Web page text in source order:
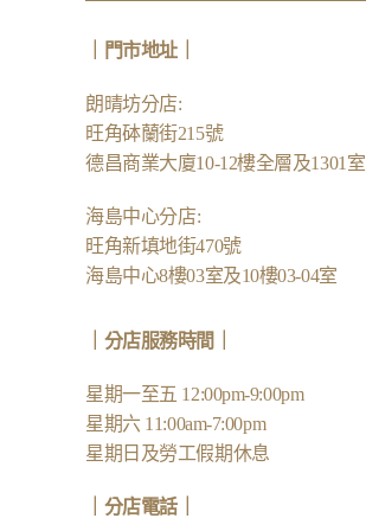
門市地址｜
朗晴坊分店:
旺角砵蘭街215號
德昌商業大廈10-12樓全層及1301室
海島中心分店:
旺角新填地街470號
海島中心8樓03室及10樓03-04室
｜分店服務時間｜
星期一至五 12:00pm-9:00pm
星期六 11:00am-7:00pm
星期日及勞工假期休息
分店電話｜